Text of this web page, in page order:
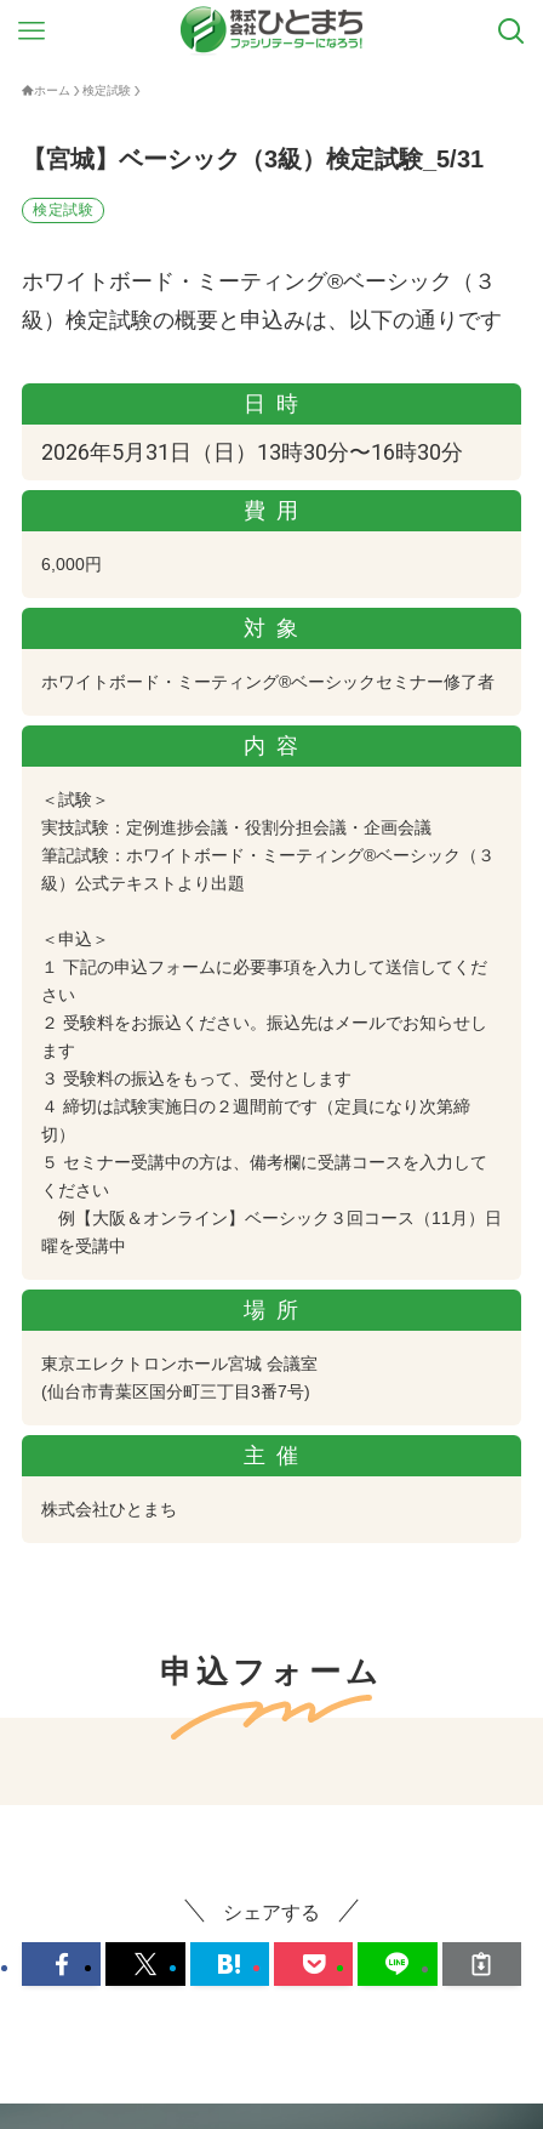
ホーム 検定試験
【宮城】ベーシック（3級）検定試験_5/31
検定試験
ホワイトボード・ミーティング®ベーシック（３
級）検定試験の概要と申込みは、以下の通りです
日時
2026年5月31日（日）13時30分〜16時30分
費用
6,000円
対象
ホワイトボード・ミーティング®︎ベーシックセミナー修了者
内容
＜試験＞
実技試験：定例進捗会議・役割分担会議・企画会議
筆記試験：ホワイトボード・ミーティング®︎ベーシック（３
級）公式テキストより出題
＜申込＞
１ 下記の申込フォームに必要事項を入力して送信してくだ
さい
２ 受験料をお振込ください。振込先はメールでお知らせし
ます
３ 受験料の振込をもって、受付とします
４ 締切は試験実施日の２週間前です（定員になり次第締
切）
５ セミナー受講中の方は、備考欄に受講コースを入力して
ください
例【大阪＆オンライン】ベーシック３回コース（11月）日
曜を受講中
場所
東京エレクトロンホール宮城 会議室
(仙台市青葉区国分町三丁目3番7号)
主催
株式会社ひとまち
申込フォーム
シェアする